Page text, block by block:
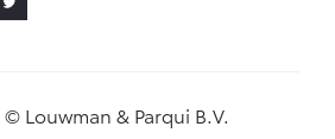
Louwman & Parqui B.V.